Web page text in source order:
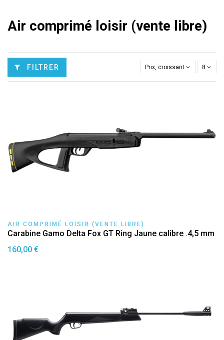
Air comprimé loisir (vente libre)
FILTRER Prix, croissant 8
AIR COMPRIMÉ LOISIR (VENTE LIBRE)
Carabine Gamo Delta Fox GT Ring Jaune calibre .4,5 mm
160,00 €